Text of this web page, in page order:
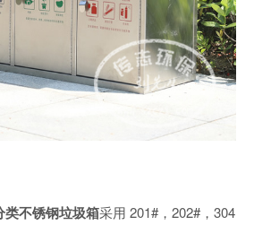
不锈钢垃圾箱采用 201#，202#，304